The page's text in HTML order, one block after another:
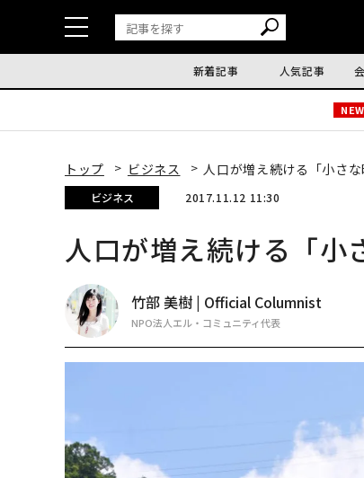
新着記事 人気記事
トップ ビジネス 人口が増え続ける「小さ
ビジネス 2017.11.12 11:30
人口が増え続ける「小
竹部 美樹 | Official Columnist
NPO法人エル・コミュニティ代表